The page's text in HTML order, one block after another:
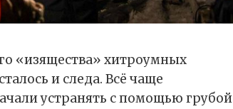
«изящества» хитроумных
и следа. Всё чаще
устранять с помощью грубой